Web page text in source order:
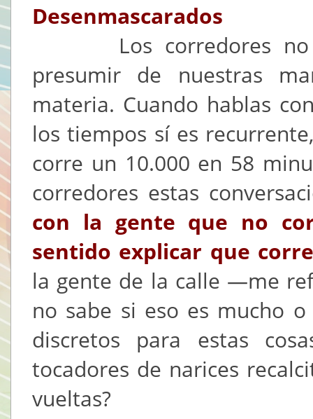
Desenmascarados
Los corredores no
presumir de nuestras
materia. Cuando hablas
los tiempos sí es
corre un 10.000 en 58
corredores estas
con la gente que no
sentido explicar que
la gente de la calle —me
no sabe si eso es mucho
discretos para estas
tocadores de narices
vueltas?